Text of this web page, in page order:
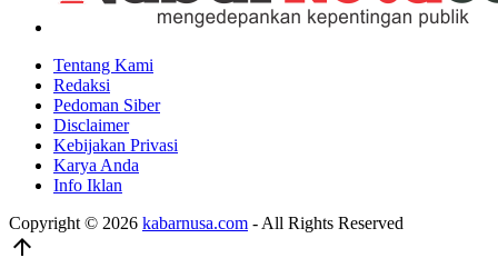
Tentang Kami
Redaksi
Pedoman Siber
Disclaimer
Kebijakan Privasi
Karya Anda
Info Iklan
Copyright © 2026 kabarnusa.com - All Rights Reserved
arrow_upward